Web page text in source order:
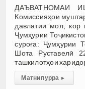
ДАЪВАТНОМАИ
Комиссияҳои
давлатии мол, кор
Ҷумҳурии
суроға: Ҷумҳурии
Шота Руставелӣ
ташкилотҳои
Матни пурра ▸